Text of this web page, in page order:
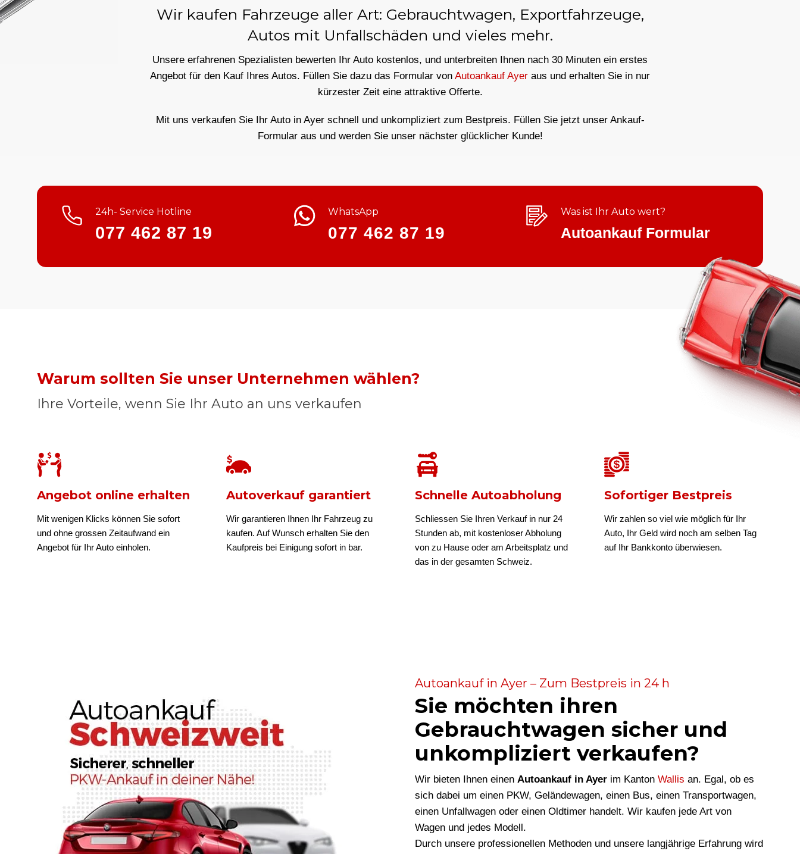
Wir kaufen Fahrzeuge aller Art: Gebrauchtwagen, Exportfahrzeuge,
Autos mit Unfallschäden und vieles mehr.
Unsere erfahrenen Spezialisten bewerten Ihr Auto kostenlos, und unterbreiten Ihnen nach 30 Minuten ein erstes
Angebot für den Kauf Ihres Autos. Füllen Sie dazu das Formular von Autoankauf Ayer aus und erhalten Sie in nur
kürzester Zeit eine attraktive Offerte.
Mit uns verkaufen Sie Ihr Auto in Ayer schnell und unkompliziert zum Bestpreis. Füllen Sie jetzt unser Ankauf-
Formular aus und werden Sie unser nächster glücklicher Kunde!
24h- Service Hotline
077 462 87 19
WhatsApp
077 462 87 19
Was ist Ihr Auto wert?
Autoankauf Formular
Warum sollten Sie unser Unternehmen wählen?
Ihre Vorteile, wenn Sie Ihr Auto an uns verkaufen
Angebot online erhalten
Mit wenigen Klicks können Sie sofort
und ohne grossen Zeitaufwand ein
Angebot für Ihr Auto einholen.
Autoverkauf garantiert
Wir garantieren Ihnen Ihr Fahrzeug zu
kaufen. Auf Wunsch erhalten Sie den
Kaufpreis bei Einigung sofort in bar.
Schnelle Autoabholung
Schliessen Sie Ihren Verkauf in nur 24
Stunden ab, mit kostenloser Abholung
von zu Hause oder am Arbeitsplatz und
das in der gesamten Schweiz.
Sofortiger Bestpreis
Wir zahlen so viel wie möglich für Ihr
Auto, Ihr Geld wird noch am selben Tag
auf Ihr Bankkonto überwiesen.
Autoankauf in Ayer – Zum Bestpreis in 24 h
Sie möchten ihren
Gebrauchtwagen sicher und
unkompliziert verkaufen?
Wir bieten Ihnen einen Autoankauf in Ayer im Kanton Wallis an. Egal, ob es
sich dabei um einen PKW, Geländewagen, einen Bus, einen Transportwagen,
einen Unfallwagen oder einen Oldtimer handelt. Wir kaufen jede Art von
Wagen und jedes Modell.
Durch unsere professionellen Methoden und unsere langjährige Erfahrung wird